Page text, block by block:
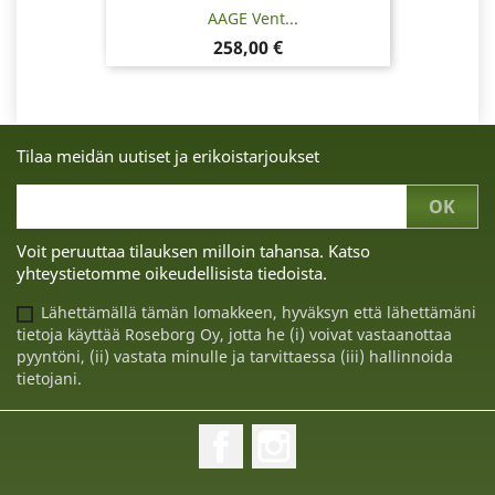
AAGE Vent...
Hinta
258,00 €
Tilaa meidän uutiset ja erikoistarjoukset
Voit peruuttaa tilauksen milloin tahansa. Katso
yhteystietomme oikeudellisista tiedoista.
Lähettämällä tämän lomakkeen, hyväksyn että lähettämäni
tietoja käyttää Roseborg Oy, jotta he (i) voivat vastaanottaa
pyyntöni, (ii) vastata minulle ja tarvittaessa (iii) hallinnoida
tietojani.